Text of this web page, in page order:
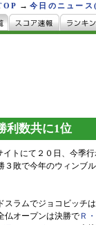
→今日のニュー
利数共に1位
イトにて２０日、今季
３敗で今年のウィンブ
スラムでジョコビッチ
仏オープンは決勝で Ｒ